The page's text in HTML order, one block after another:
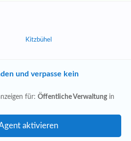
Kitzbühel
und verpasse kein
für: Öffentliche Verwaltungin